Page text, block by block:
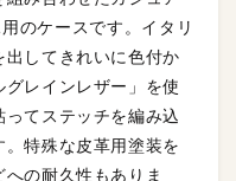
のケースです。イタリ
してきれいに色付か
レインレザー」を使
てステッチを編み込
特殊な皮革用塗装を
の耐久性もありま